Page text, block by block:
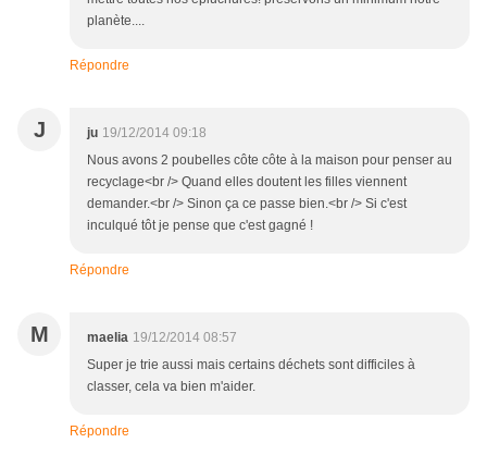
planète....
Répondre
J ju 19/12/2014 09:18
Nous avons 2 poubelles côte côte à la maison pour penser au
recyclage<br /> Quand elles doutent les filles viennent
demander.<br /> Sinon ça ce passe bien.<br /> Si c'est
inculqué tôt je pense que c'est gagné !
Répondre
M maelia 19/12/2014 08:57
Super je trie aussi mais certains déchets sont difficiles à
classer, cela va bien m'aider.
Répondre